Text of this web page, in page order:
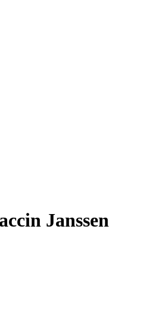
Janssen